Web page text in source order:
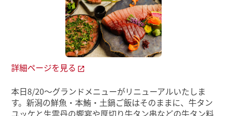
詳細ページを見る
本日8/20～グランドメニューがリニューアルいたしま
す。新潟の鮮魚・本鮪・土鍋ご飯はそのままに、牛タン
ユッケと生雲丹の饗宴や厚切り牛タン串などの牛タン料